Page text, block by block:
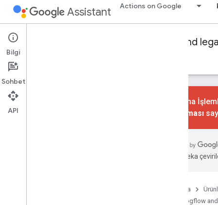
Assistant Actions on Google
Conversational Actions Dialogflow and
Rehberler
Konuşma
kaldırılması
Yapay zeka
Ana Sayfa
Dialogflow
Bilgi
Sohbet
API